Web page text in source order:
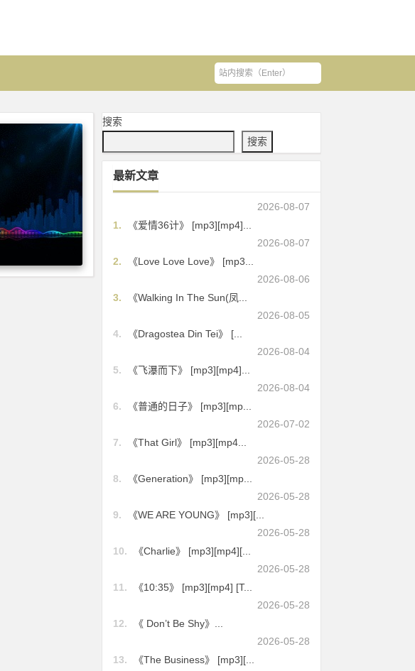
搜索
搜索
最新文章
2026-08-07
1.
《爱情36计》 [mp3][mp4]...
2026-08-07
2.
《Love Love Love》 [mp3...
2026-08-06
3.
《Walking In The Sun(凤...
2026-08-05
4.
《Dragostea Din Tei》 [...
2026-08-04
5.
《飞瀑而下》 [mp3][mp4]...
2026-08-04
6.
《普通的日子》 [mp3][mp...
2026-07-02
7.
《That Girl》 [mp3][mp4...
2026-05-28
8.
《Generation》 [mp3][mp...
2026-05-28
9.
《WE ARE YOUNG》 [mp3][...
2026-05-28
10.
《Charlie》 [mp3][mp4][...
2026-05-28
11.
《10:35》 [mp3][mp4] [T...
2026-05-28
12.
《 Don’t Be Shy》...
2026-05-28
13.
《The Business》 [mp3][...